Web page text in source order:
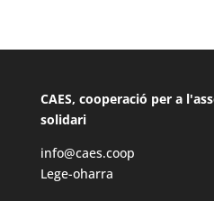
CAES, cooperació per a
solidari
info@caes.coop
Lege-oharra